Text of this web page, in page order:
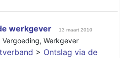
werkgever 13 maart 2010
Vergoeding, Werkgever
> Ontslag via de